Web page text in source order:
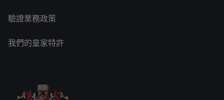
驗證業務政策
我們的皇家特許